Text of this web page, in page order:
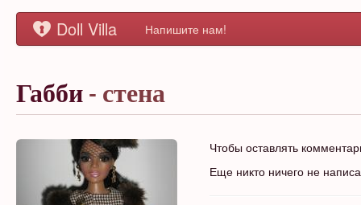
Doll Villa Напишите нам!
Габби - стена
Чтобы оставлять
Еще никто ничего не